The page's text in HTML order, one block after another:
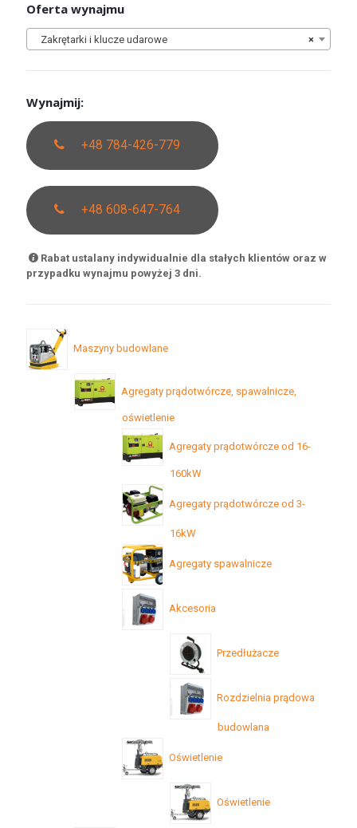
Oferta wynajmu
×
Zakrętarki i klucze udarowe
Wynajmij:
+48 784-426-779
+48 608-647-764
Rabat ustalany indywidualnie dla stałych klientów oraz w
przypadku wynajmu powyżej 3 dni.
Maszyny budowlane
Agregaty prądotwórcze, spawalnicze,
oświetlenie
Agregaty prądotwórcze od 16-
160kW
Agregaty prądotwórcze od 3-
16kW
Agregaty spawalnicze
Akcesoria
Przedłużacze
Rozdzielnia prądowa
budowlana
Oświetlenie
Oświetlenie